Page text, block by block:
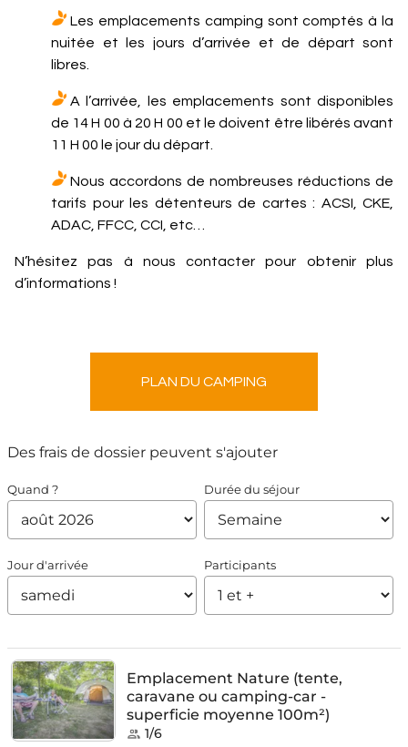
Les emplacements camping sont comptés à la
nuitée et les jours d’arrivée et de départ sont
libres.
A l’arrivée, les emplacements sont disponibles
de 14 H 00 à 20 H 00 et le doivent être libérés avant
11 H 00 le jour du départ.
Nous accordons de nombreuses réductions de
tarifs pour les détenteurs de cartes : ACSI, CKE,
ADAC, FFCC, CCI, etc…
N’hésitez pas à nous contacter pour obtenir plus
d’informations !
PLAN DU CAMPING